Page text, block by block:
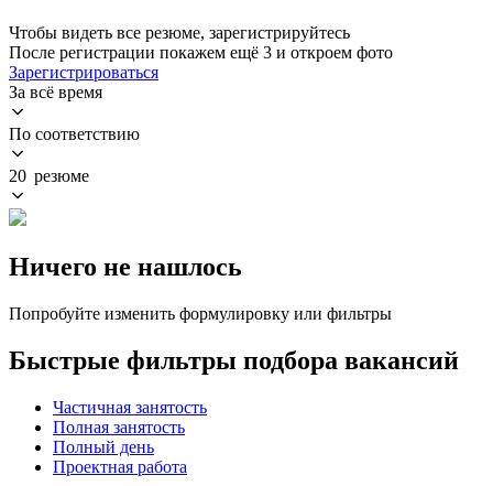
Чтобы видеть все резюме, зарегистрируйтесь
После регистрации покажем ещё 3 и откроем фото
Зарегистрироваться
За всё время
По соответствию
20 резюме
Ничего не нашлось
Попробуйте изменить формулировку или фильтры
Быстрые фильтры подбора вакансий
Частичная занятость
Полная занятость
Полный день
Проектная работа